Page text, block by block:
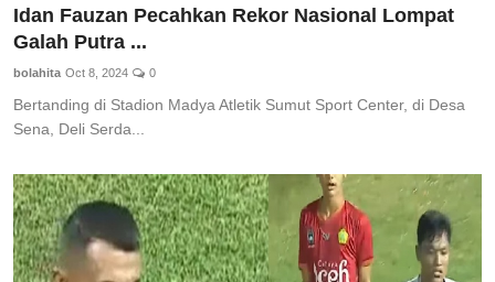
Idan Fauzan Pecahkan Rekor Nasional Lompat
Galah Putra ...
bolahita Oct 8, 2024 0
Bertanding di Stadion Madya Atletik Sumut Sport Center, di Desa
Sena, Deli Serda...